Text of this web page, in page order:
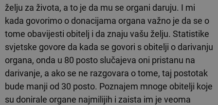
želju za života, a to je da mu se organi daruju. I mi
kada govorimo o donacijama organa važno je da se o
tome obavijesti obitelj i da znaju vašu želju. Statistike
svjetske govore da kada se govori s obitelji o darivanju
organa, onda u 80 posto slučajeva oni pristanu na
darivanje, a ako se ne razgovara o tome, taj postotak
bude manji od 30 posto. Poznajem mnoge obitelji koje
su donirale organe najmilijih i zaista im je veoma